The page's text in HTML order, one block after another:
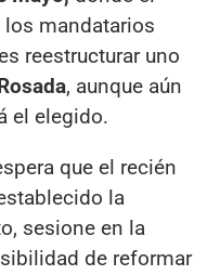
mandatarios
reestructurar uno
, aunque aún
el elegido.
que el recién
la
sesione en la
de reformar